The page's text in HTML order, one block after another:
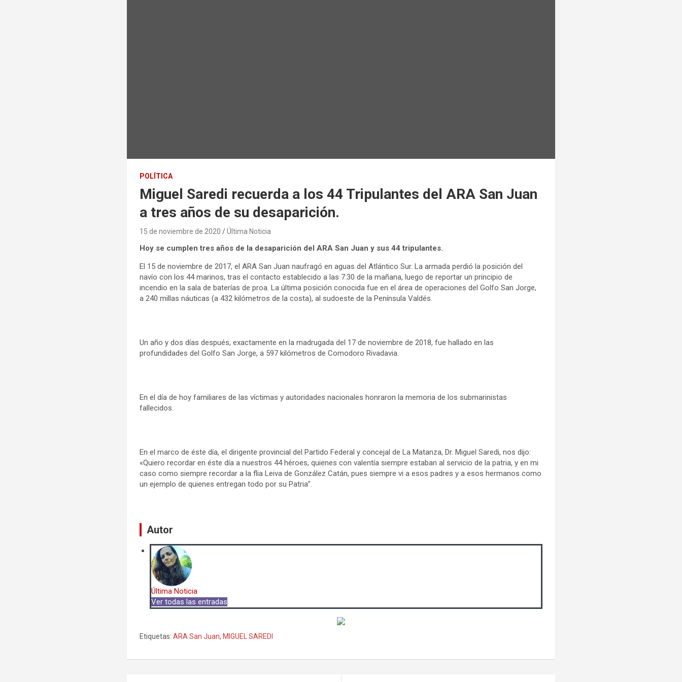
POLÍTICA
Miguel Saredi recuerda a los 44 Tripulantes del ARA San Juan
a tres años de su desaparición.
15 de noviembre de 2020 Última Noticia
Hoy se cumplen tres años de la desaparición del ARA San Juan y sus 44 tripulantes.
El 15 de noviembre de 2017, el ARA San Juan naufragó en aguas del Atlántico Sur. La armada perdió la posición del
navío con los 44 marinos, tras el contacto establecido a las 7:30 de la mañana, luego de reportar un principio de
incendio en la sala de baterías de proa. La última posición conocida fue en el área de operaciones del Golfo San Jorge,
a 240 millas náuticas (a 432 kilómetros de la costa), al sudoeste de la Península Valdés.
Un año y dos días después, exactamente en la madrugada del 17 de noviembre de 2018, fue hallado en las
profundidades del Golfo San Jorge, a 597 kilómetros de Comodoro Rivadavia.
En el día de hoy familiares de las víctimas y autoridades nacionales honraron la memoria de los submarinistas
fallecidos.
En el marco de éste día, el dirigente provincial del Partido Federal y concejal de La Matanza, Dr. Miguel Saredi, nos dijo:
«Quiero recordar en éste día a nuestros 44 héroes, quienes con valentía siempre estaban al servicio de la patria, y en mi
caso como siempre recordar a la flia Leiva de González Catán, pues siempre vi a esos padres y a esos hermanos como
un ejemplo de quienes entregan todo por su Patria”.
Autor
Última Noticia
Ver todas las entradas
Etiquetas: ARA San Juan, MIGUEL SAREDI